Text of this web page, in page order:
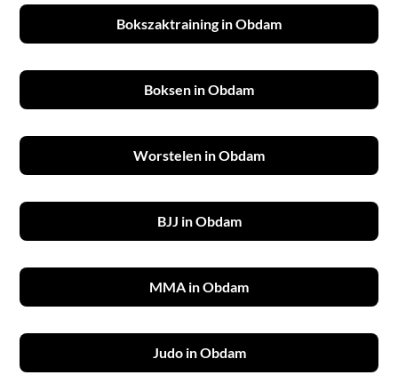
Bokszaktraining in Obdam
Boksen in Obdam
Worstelen in Obdam
BJJ in Obdam
MMA in Obdam
Judo in Obdam